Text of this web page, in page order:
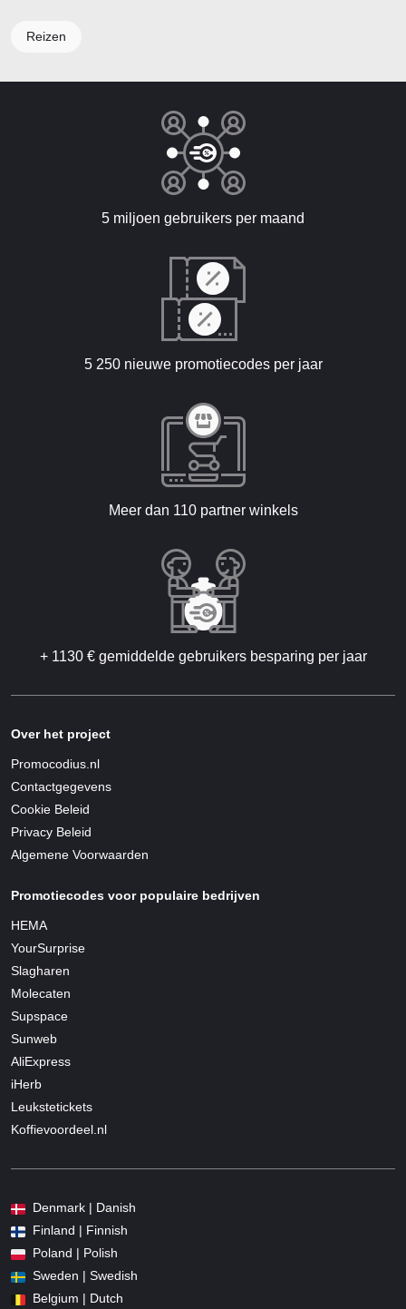
Reizen
5 miljoen gebruikers per maand
5 250 nieuwe promotiecodes per jaar
Meer dan 110 partner winkels
+ 1130 € gemiddelde gebruikers besparing per jaar
Over het project
Promocodius.nl
Contactgegevens
Cookie Beleid
Privacy Beleid
Algemene Voorwaarden
Promotiecodes voor populaire bedrijven
HEMA
YourSurprise
Slagharen
Molecaten
Supspace
Sunweb
AliExpress
iHerb
Leukstetickets
Koffievoordeel.nl
Denmark | Danish
Finland | Finnish
Poland | Polish
Sweden | Swedish
Belgium | Dutch